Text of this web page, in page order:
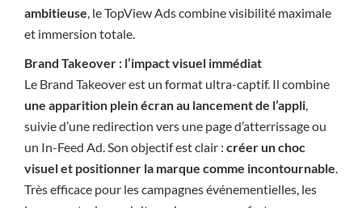
ambitieuse, le TopView Ads combine visibilité maximale
et immersion totale.
Brand Takeover : l’impact visuel immédiat
Le Brand Takeover est un format ultra-captif. Il combine
une apparition plein écran au lancement de l’appli,
suivie d’une redirection vers une page d’atterrissage ou
un In-Feed Ad. Son objectif est clair : créer un choc
visuel et positionner la marque comme incontournable.
Très efficace pour les campagnes événementielles, les